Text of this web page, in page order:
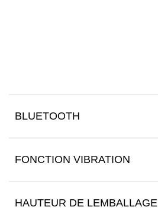
BLUETOOTH
FONCTION VIBRATION
HAUTEUR DE LEMBALLAGE